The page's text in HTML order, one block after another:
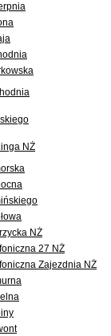
NŻ
NŻ
27 NŻ
Zajezdnia NŻ